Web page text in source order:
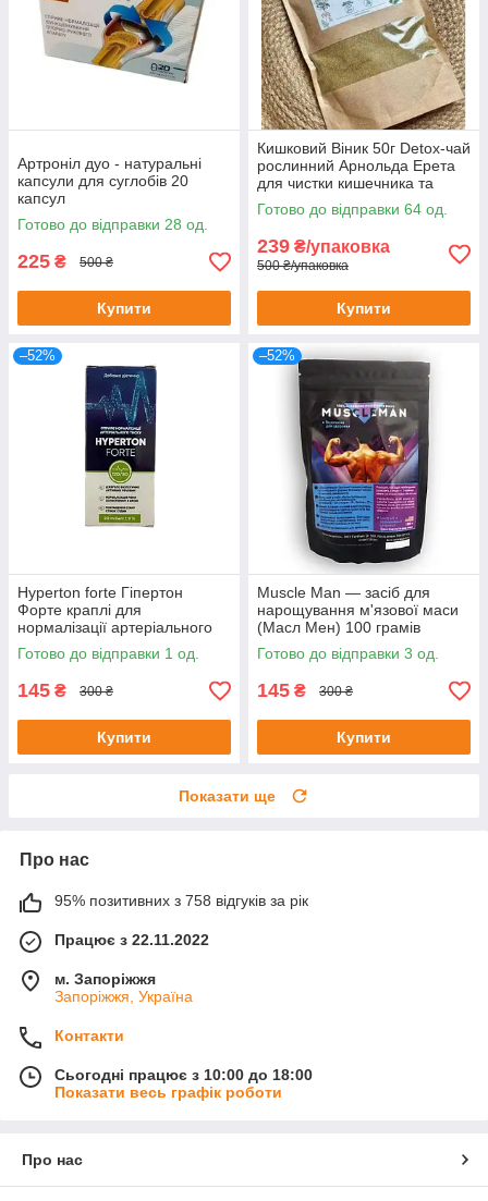
Артроніл дуо - натуральні
капсули для суглобів 20
капсул
Готово до відправки 28 од.
225 ₴ 500 ₴
Купити
Кишковий Віник 50г Detox-чай
рослинний Арнольда Ерета
для чистки кишечника та
організму 50 г
Готово до відправки 64 од.
239 ₴/упаковка
500 ₴/упаковка
Купити
–52%
Hyperton forte Гіпертон
Форте краплі для
нормалізації артеріального
тиску 20 мл до 08/25
Готово до відправки 1 од.
145 ₴ 300 ₴
Купити
–52%
Muscle Man — засіб для
нарощування м'язової маси
(Масл Мен) 100 грамів
Готово до відправки 3 од.
145 ₴ 300 ₴
Купити
Показати ще
Про нас
95% позитивних з 758 відгуків за рік
Працює з 22.11.2022
м. Запоріжжя
Запоріжжя, Україна
Контакти
Сьогодні працює з 10:00 до 18:00
Показати весь графік роботи
Про нас